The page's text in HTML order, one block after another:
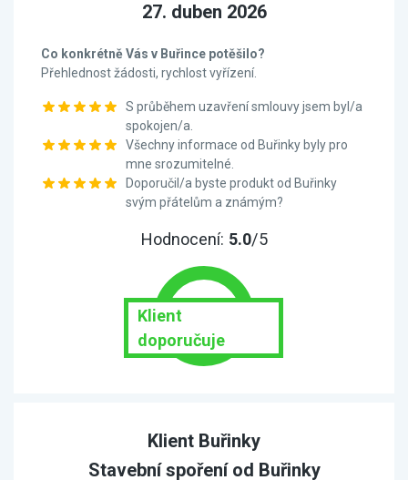
27. duben 2026
Co konkrétně Vás v Buřince potěšilo?
Přehlednost žádosti, rychlost vyřízení.
S průběhem uzavření smlouvy jsem byl/a
spokojen/a.
Všechny informace od Buřinky byly pro
mne srozumitelné.
Doporučil/a byste produkt od Buřinky
svým přátelům a známým?
Hodnocení: 5.0/5
Klient
doporučuje
Klient Buřinky
Stavební spoření od Buřinky